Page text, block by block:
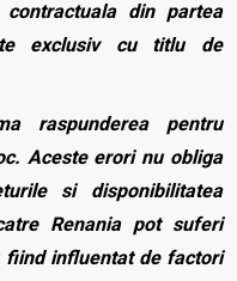
din partea
exclusiv cu titlu de
raspunderea pentru
Aceste erori nu obliga
si disponibilitatea
Renania pot suferi
influentat de factori